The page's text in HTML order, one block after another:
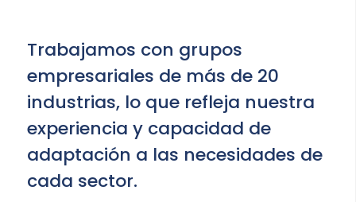
Trabajamos con grupos
empresariales de más de 20
industrias, lo que refleja nuestra
experiencia y capacidad de
adaptación a las necesidades de
cada sector.